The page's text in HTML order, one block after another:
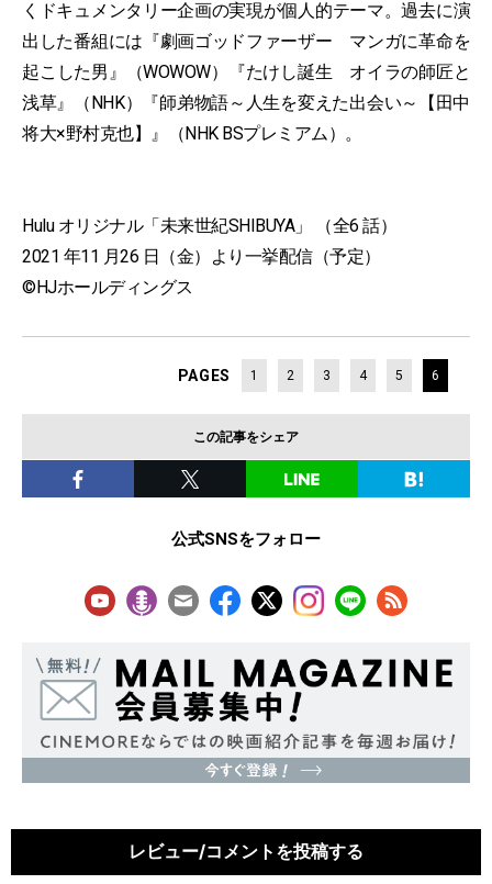
くドキュメンタリー企画の実現が個人的テーマ。過去に演
出した番組には『劇画ゴッドファーザー マンガに革命を
起こした男』（WOWOW）『たけし誕生 オイラの師匠と
浅草』（NHK）『師弟物語～人生を変えた出会い～【田中
将大×野村克也】』（NHK BSプレミアム）。
Hulu オリジナル「未来世紀SHIBUYA」 （全6 話）
2021 年11 ⽉26 ⽇（⾦）より⼀挙配信（予定）
©HJホールディングス
PAGES 1 2 3 4 5 6
この記事をシェア
公式SNSをフォロー
レビュー/コメントを投稿する